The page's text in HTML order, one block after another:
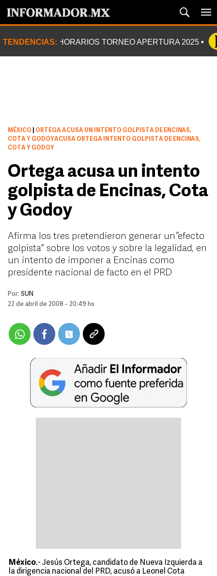
TENDENCIAS: HORARIOS TORNEO APERTURA 2025
MÉXICO
ORTEGA ACUSA UN INTENTO GOLPISTA DE ENCINAS,
COTA Y GODOYACUSA ORTEGA INTENTO GOLPISTA DE ENCINAS,
COTA Y GODOY
Ortega acusa un intento
golpista de Encinas, Cota
y Godoy
Afirma los tres pretendieron generar un “efecto
golpista” sobre los votos y sobre la legalidad, en
un intento de imponer a Encinas como
presidente nacional de facto en el PRD
Por: SUN
22 de abril de 2008 - 20:49 hs
México.- Jesús Ortega, candidato de Nueva Izquierda a
la dirigencia nacional del PRD, acusó a Leonel Cota